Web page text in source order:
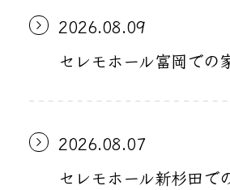
2026.08.09
セレモホール富岡での
2026.08.07
セレモホール新杉田で